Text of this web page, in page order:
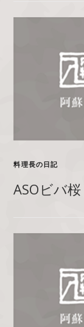
料理長の日記
ASOビバ桜